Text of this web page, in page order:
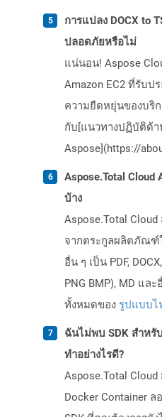
การแปลง DOCX to
ปลอดภัยหรือไม่
แน่นอน! Aspose
Amazon EC2 ที่รับ
ความยืดหยุ่นของบริก
กับ[แนวทางปฏิบัติด้
Aspose](https://
Aspose.Total
บ้าง
Aspose.Total
จากตระกูลผลิตภัณฑ์
อื่น ๆ เป็น PDF,
PNG BMP), MD แล
ทั้งหมดของ รูปแบบไ
ฉันไม่พบ SDK สำห
ทำอย่างไรดี?
Aspose.Total
Docker Container